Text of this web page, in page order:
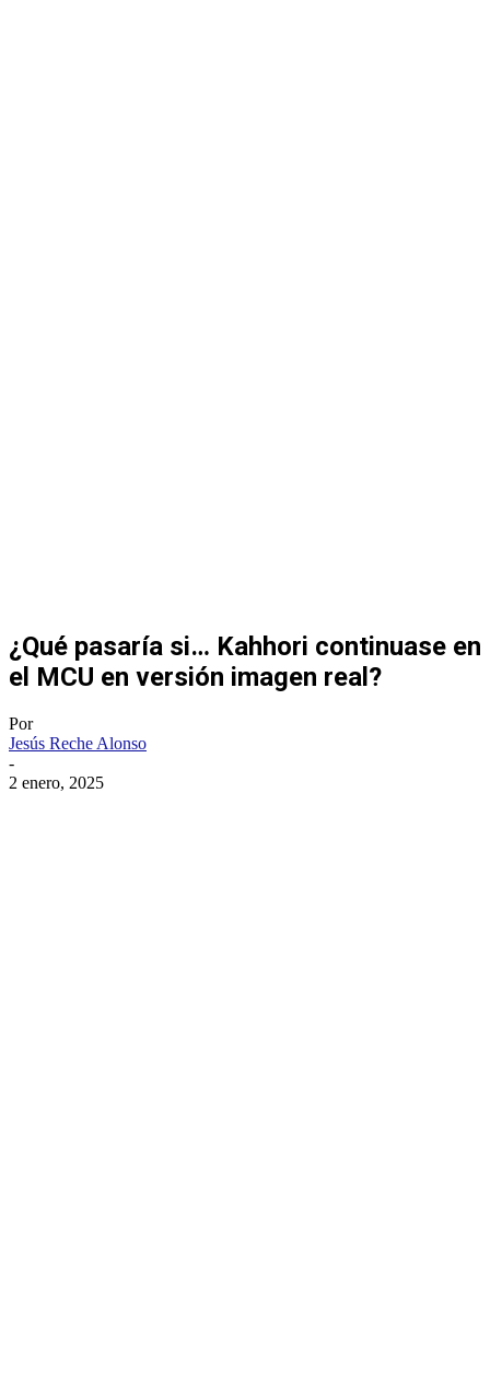
¿Qué pasaría si… Kahhori continuase en
el MCU en versión imagen real?
Por
Jesús Reche Alonso
-
2 enero, 2025